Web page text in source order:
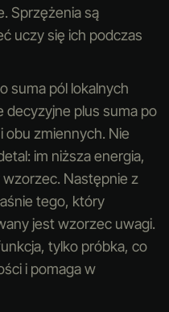
Sprzężenia są
uczy się ich podczas
suma pól lokalnych
decyzyjne plus suma po
obu zmiennych. Nie
im niższa energia,
Następnie z
tego, który
jest wzorzec uwagi.
tylko próbka, co
i pomaga w